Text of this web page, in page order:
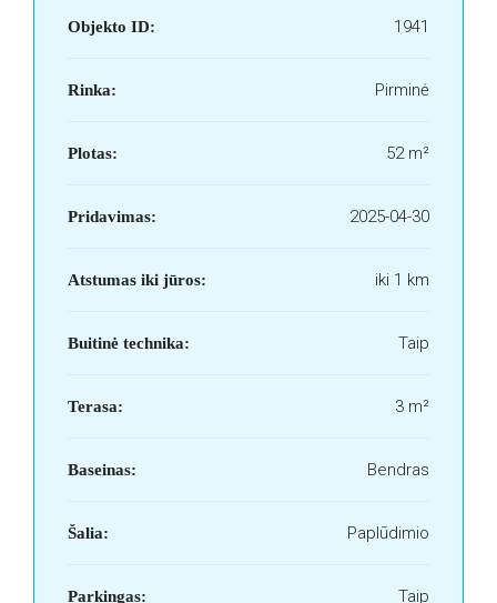
Objekto ID: 1941
Rinka: Pirminė
Plotas: 52 m²
Pridavimas: 2025-04-30
Atstumas iki jūros: iki 1 km
Buitinė technika: Taip
Terasa: 3 m²
Baseinas: Bendras
Šalia: Paplūdimio
Parkingas: Taip